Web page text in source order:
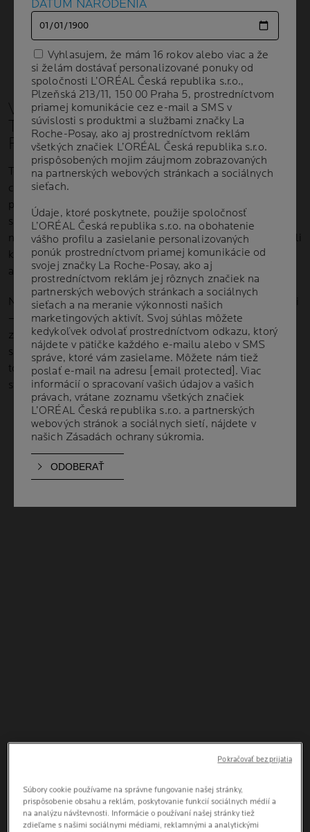
VERÍME, ŽE BY NIKTO NEMAL
TRPIEŤ KVÔLI PROBLÉMOM S
PLEŤOU
To je dôvod, prečo spolupracujeme s dermatológmi po
celom svete, aby sme porozumeli ľuďom s rôznymi
potrebami pleti. Dlhodobo spolupracujeme
s dermatológmi, pediatrami a onkológmi, aby sme vyvíjali
najúčinnejšie zloženia pre potreby ich pacientov, vykonávali
klinické testy pred uvedením produktov na trh
a monitorovali ich účinnosť v priebehu času.
Nové projekty a vedecké inovácie konzultujeme s expertmi
– členmi lekárskej rady La Roche-Posay, zloženej
z doktorov a mnohých špecialistov. Úzko s nami
spolupracujú pri vývoji produktov, ktoré sú veľmi dobre
tolerované, a to aj na pokožke oslabenej zdravotným
stavom či zákrokmi.
STOJÍME V ČELE
VEDECKÝCH
VAŠA PLEŤ SI ZASLÚŽI
TIE NAJLEPŠIE TOLEROVANÉ,
DÁTUM NARODENIA
Vyhlasujem, že mám 16 rokov alebo viac a že
si želám dostávať personalizované ponuky od
spoločnosti L’ORÉAL Česká republika s.r.o.,
Plzeňská 213/11, 150 00 Praha 5, prostredníctvom
priamej komunikácie cez e-mail a SMS v
súvislosti s produktmi a službami značky La
Roche-Posay, ako aj prostredníctvom reklám
všetkých značiek L’ORÉAL Česká republika s.r.o.
prispôsobených mojim záujmom zobrazovaných
na partnerských webových stránkach a sociálnych
sieťach.
Údaje, ktoré poskytnete, použije spoločnosť
L’ORÉAL Česká republika s.r.o. na obohatenie
vášho profilu a zasielanie personalizovaných
ponúk prostredníctvom priamej komunikácie od
svojej značky La Roche-Posay, ako aj
prostredníctvom reklám jej rôznych značiek na
partnerských webových stránkach a sociálnych
sieťach a na meranie výkonnosti našich
marketingových aktivít. Svoj súhlas môžete
kedykoľvek odvolať prostredníctvom odkazu, ktorý
nájdete v pätičke každého e-mailu alebo v SMS
správe, ktoré vám zasielame. Môžete nám tiež
poslať e-mail na adresu
[email protected] . Viac
informácií o spracovaní vašich údajov a vašich
právach, vrátane zoznamu všetkých značiek
L’ORÉAL Česká republika s.r.o. a partnerských
webových stránok a sociálnych sietí, nájdete v
našich Zásadách ochrany súkromia.
DÁTUM NARODENIA
Vyhlasujem, že mám 16 rokov alebo viac a že
si želám dostávať personalizované ponuky od
spoločnosti L’ORÉAL Česká republika s.r.o.,
Plzeňská 213/11, 150 00 Praha 5, prostredníctvom
priamej komunikácie cez e-mail a SMS v
súvislosti s produktmi a službami značky La
Roche-Posay, ako aj prostredníctvom reklám
všetkých značiek L’ORÉAL Česká republika s.r.o.
prispôsobených mojim záujmom zobrazovaných
na partnerských webových stránkach a sociálnych
sieťach.
Údaje, ktoré poskytnete, použije spoločnosť
L’ORÉAL Česká republika s.r.o. na obohatenie
vášho profilu a zasielanie personalizovaných
ponúk prostredníctvom priamej komunikácie od
svojej značky La Roche-Posay, ako aj
prostredníctvom reklám jej rôznych značiek na
partnerských webových stránkach a sociálnych
sieťach a na meranie výkonnosti našich
marketingových aktivít. Svoj súhlas môžete
kedykoľvek odvolať prostredníctvom odkazu, ktorý
nájdete v pätičke každého e-mailu alebo v SMS
správe, ktoré vám zasielame. Môžete nám tiež
poslať e-mail na adresu
[email protected] . Viac
informácií o spracovaní vašich údajov a vašich
právach, vrátane zoznamu všetkých značiek
L’ORÉAL Česká republika s.r.o. a partnerských
webových stránok a sociálnych sietí, nájdete v
našich Zásadách ochrany súkromia.
Súbory cookie používame na správne fungovanie našej stránky,
prispôsobenie obsahu a reklám, poskytovanie funkcií sociálnych médií a
na analýzu návštevnosti. Informácie o používaní našej stránky tiež
zdieľame s našimi sociálnymi médiami, reklamnými a analytickými
Pokračovať bez prijatia